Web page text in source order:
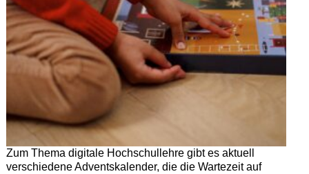
Zum Thema digitale Hochschullehre gibt es aktuell
verschiedene Adventskalender, die die Wartezeit auf